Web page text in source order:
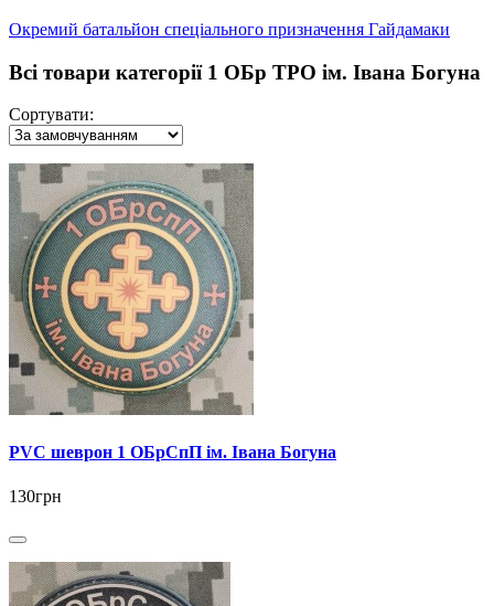
Окремий батальйон спеціального призначення Гайдамаки
Всі товари категорії 1 ОБр ТРО ім. Івана Богуна
Сортувати:
PVC шеврон 1 ОБрСпП ім. Івана Богуна
130грн